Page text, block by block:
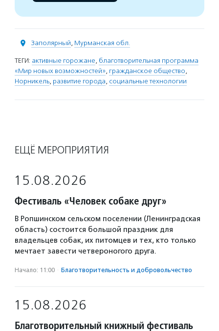
Заполярный, Мурманская обл.
ТЕГИ: активные горожане, благотворительная программа
«Мир новых возможностей», гражданское общество,
Норникель, развитие города, социальные технологии
ЕЩЁ МЕРОПРИЯТИЯ
15.08.2026
Фестиваль «Человек собаке друг»
В Ропшинском сельском поселении (Ленинградская
область) состоится большой праздник для
владельцев собак, их питомцев и тех, кто только
мечтает завести четвероногого друга.
Начало: 11:00 · Благотвори­тель­ность и доброволь­чест­во
15.08.2026
Благотворительный книжный фестиваль